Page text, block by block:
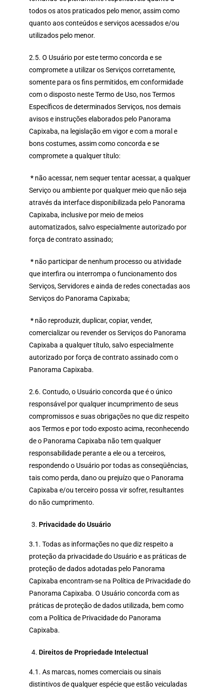
todos os atos praticados pelo menor, assim como
quanto aos conteúdos e serviços acessados e/ou
utilizados pelo menor.
2.5. O Usuário por este termo concorda e se
compromete a utilizar os Serviços corretamente,
somente para os fins permitidos, em conformidade
com o disposto neste Termo de Uso, nos Termos
Específicos de determinados Serviços, nos demais
avisos e instruções elaborados pelo Panorama
Capixaba, na legislação em vigor e com a moral e
bons costumes, assim como concorda e se
compromete a qualquer título:
* não acessar, nem sequer tentar acessar, a qualquer
Serviço ou ambiente por qualquer meio que não seja
através da interface disponibilizada pelo Panorama
Capixaba, inclusive por meio de meios
automatizados, salvo especialmente autorizado por
força de contrato assinado;
* não participar de nenhum processo ou atividade
que interfira ou interrompa o funcionamento dos
Serviços, Servidores e ainda de redes conectadas aos
Serviços do Panorama Capixaba;
* não reproduzir, duplicar, copiar, vender,
comercializar ou revender os Serviços do Panorama
Capixaba a qualquer título, salvo especialmente
autorizado por força de contrato assinado com o
Panorama Capixaba.
2.6. Contudo, o Usuário concorda que é o único
responsável por qualquer incumprimento de seus
compromissos e suas obrigações no que diz respeito
aos Termos e por todo exposto acima, reconhecendo
de o Panorama Capixaba não tem qualquer
responsabilidade perante a ele ou a terceiros,
respondendo o Usuário por todas as conseqüências,
tais como perda, dano ou prejuízo que o Panorama
Capixaba e/ou terceiro possa vir sofrer, resultantes
do não cumprimento.
Privacidade do Usuário
3.1. Todas as informações no que diz respeito a
proteção da privacidade do Usuário e as práticas de
proteção de dados adotadas pelo Panorama
Capixaba encontram-se na Política de Privacidade do
Panorama Capixaba. O Usuário concorda com as
práticas de proteção de dados utilizada, bem como
com a Política de Privacidade do Panorama
Capixaba.
Direitos de Propriedade Intelectual
4.1. As marcas, nomes comerciais ou sinais
distintivos de qualquer espécie que estão veiculadas